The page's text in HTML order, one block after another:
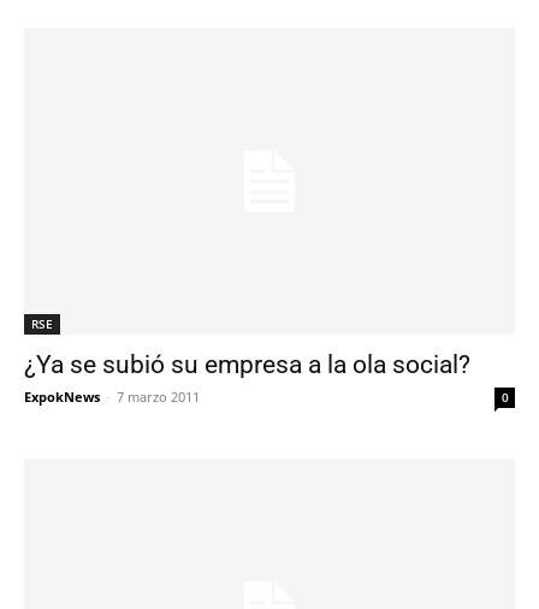
RSE
¿Ya se subió su empresa a la ola social?
ExpokNews - 7 marzo 2011 0